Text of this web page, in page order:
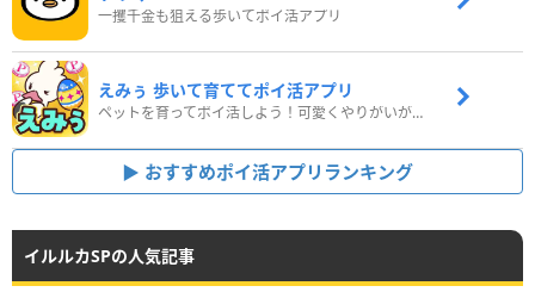
一攫千金も狙える歩いてポイ活アプリ
えみぅ 歩いて育ててポイ活アプリ
ペットを育ってポイ活しよう！可愛くやりがいがある新感覚アプリ
おすすめポイ活アプリランキング
イルルカSPの人気記事